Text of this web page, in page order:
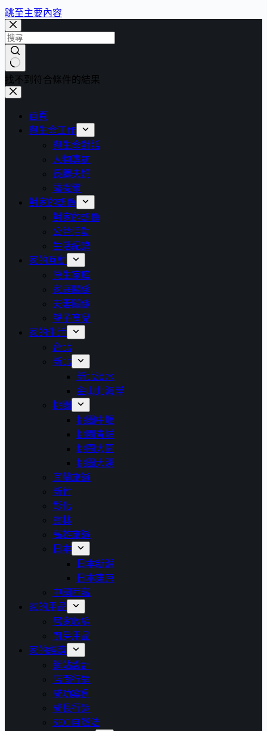
跳至主要內容
找不到符合條件的結果
首頁
與生命工作
與生命對話
人物專訪
長腿夫婦
薩提爾
對家的想像
對家的想像
公益活動
生活紀錄
家的互動
原生家庭
家庭關係
夫妻關係
親子育兒
家的生活
台北
新北
新北淡水
金山北海岸
桃園
桃園中壢
桃園青埔
桃園大園
桃園大溪
宜蘭旅遊
新竹
彰化
雲林
高雄旅遊
日本
日本新潟
日本東京
中國西藏
家的用品
居家收納
廚房用品
家的經濟
網站設計
店面行銷
成功案例
成長行銷
SEO自然法